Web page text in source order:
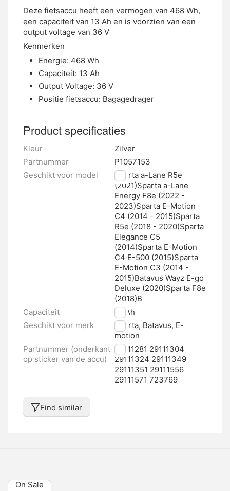
Deze fietsaccu heeft een vermogen van 468 Wh,
een capaciteit van 13 Ah en is voorzien van een
output voltage van 36 V
Kenmerken
Energie: 468 Wh
Capaciteit: 13 Ah
Output Voltage: 36 V
Positie fietsaccu: Bagagedrager
Product specificaties
Kleur
Zilver
Partnummer
P1057153
Geschikt voor model
Sparta a-Lane R5e
(2021)Sparta a-Lane
Energy F8e (2022 -
2023)Sparta E-Motion
C4 (2014 - 2015)Sparta
R5e (2018 - 2020)Sparta
Elegance C5
(2014)Sparta E-Motion
C4 E-500 (2015)Sparta
E-Motion C3 (2014 -
2015)Batavus Wayz E-go
Deluxe (2020)Sparta F8e
(2018)B
Capaciteit
13 Ah
Geschikt voor merk
Sparta, Batavus, E-
motion
Partnummer (onderkant
op sticker van de accu)
29111281 29111304
29111324 29111349
29111351 29111556
29111571 723769
Find similar
On Sale